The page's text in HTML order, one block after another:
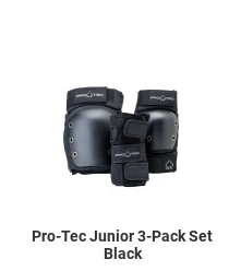
Pro-Tec Junior 3-Pack Set
Black